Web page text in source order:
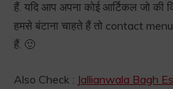
हैं. यदि आप अपना कोई आर्टिकल जो की
हमसे बंटाना चाहते हैं तो contact
हैं. 🙂
Also Check : Jallianwala Bagh